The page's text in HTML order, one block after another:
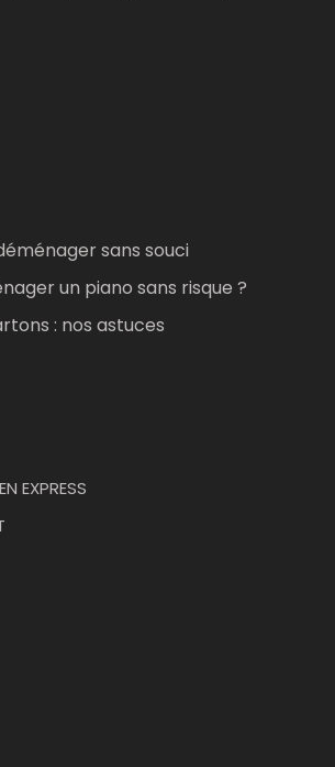
sans souci
un piano sans risque ?
: nos astuces
EXPRESS